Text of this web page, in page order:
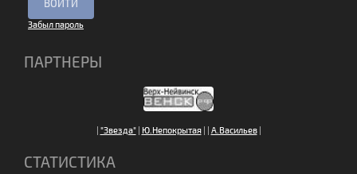
Забыл пароль
ПАРТНЕРЫ
| "Звезда"| Ю.Непокрытая| | А.Васильев|
СТАТИСТИКА